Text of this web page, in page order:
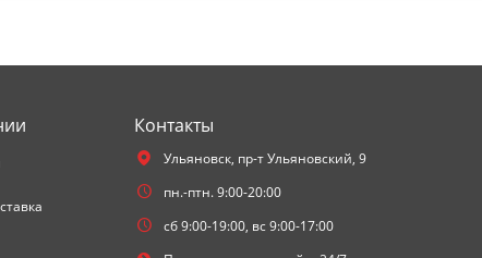
Контакты
Ульяновск, пр-т Ульяновский, 9
пн.-птн. 9:00-20:00
сб 9:00-19:00, вс 9:00-17:00